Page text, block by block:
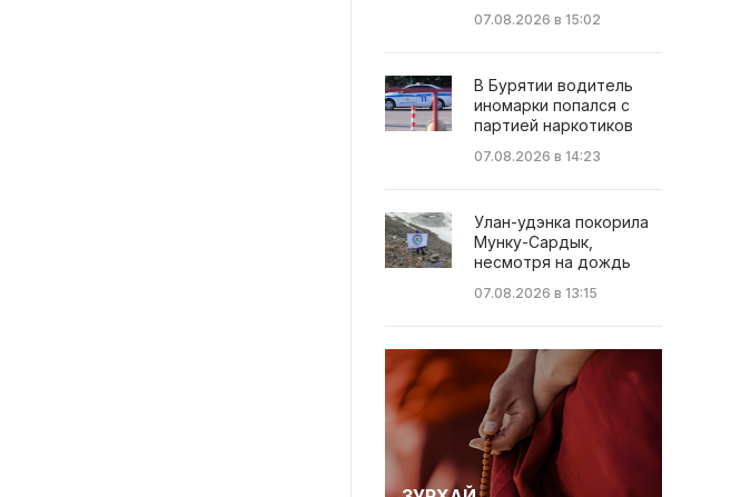
07.08.2026 в 15:02
В Бурятии водитель
иномарки попался с
партией наркотиков
07.08.2026 в 14:23
Улан-удэнка покорила
Мунку-Сардык,
несмотря на дождь
07.08.2026 в 13:15